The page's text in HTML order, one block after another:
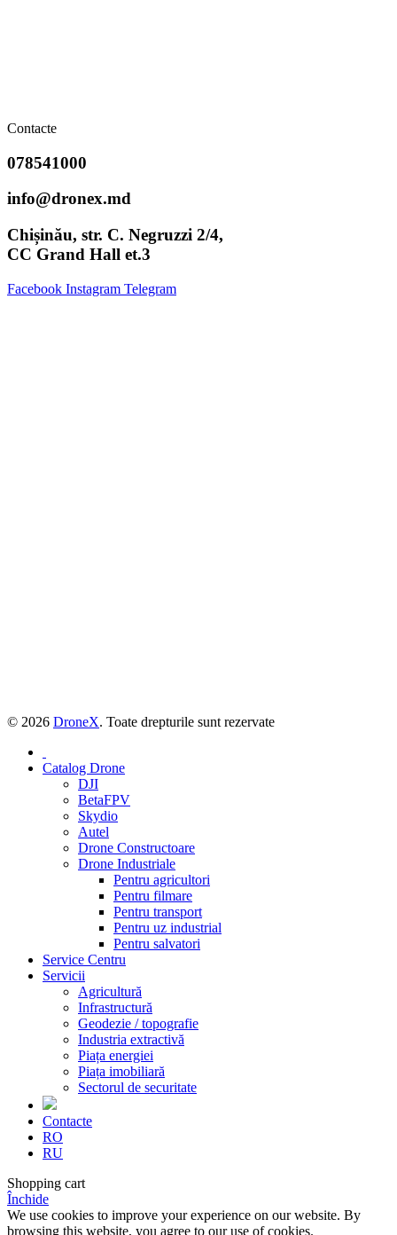
Contacte
078541000
info@dronex.md
Chișinău, str. C. Negruzzi 2/4,
CC Grand Hall et.3
Facebook Instagram Telegram
© 2026 DroneX. Toate drepturile sunt rezervate
Catalog Drone
DJI
BetaFPV
Skydio
Autel
Drone Constructoare
Drone Industriale
Pentru agricultori
Pentru filmare
Pentru transport
Pentru uz industrial
Pentru salvatori
Service Centru
Servicii
Agricultură
Infrastructură
Geodezie / topografie
Industria extractivă
Piața energiei
Piața imobiliară
Sectorul de securitate
Contacte
RO
RU
Shopping cart
Închide
We use cookies to improve your experience on our website. By
browsing this website, you agree to our use of cookies.